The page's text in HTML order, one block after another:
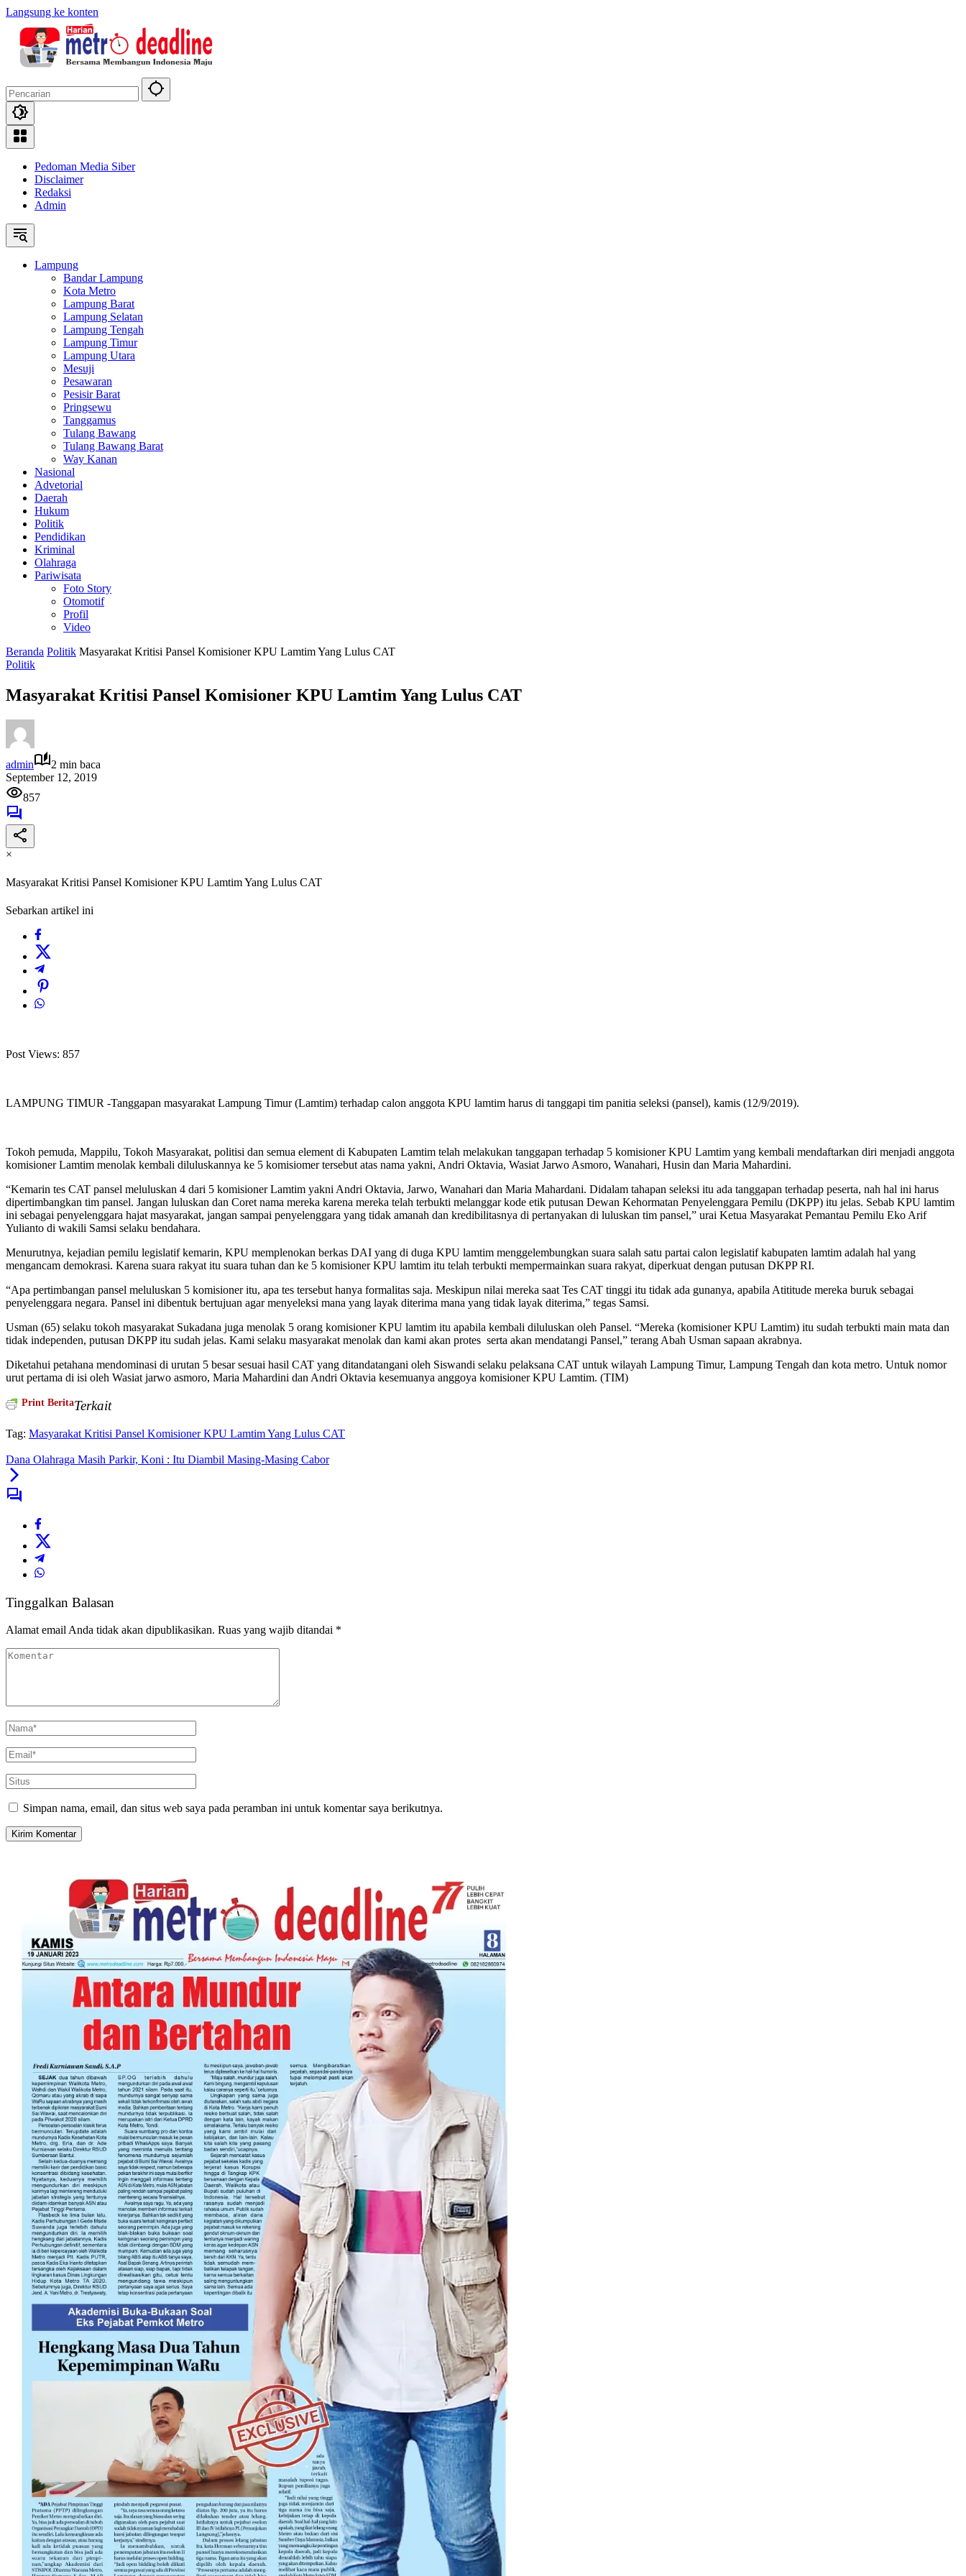
Langsung ke konten
Pedoman Media Siber
Disclaimer
Redaksi
Admin
Lampung
Bandar Lampung
Kota Metro
Lampung Barat
Lampung Selatan
Lampung Tengah
Lampung Timur
Lampung Utara
Mesuji
Pesawaran
Pesisir Barat
Pringsewu
Tanggamus
Tulang Bawang
Tulang Bawang Barat
Way Kanan
Nasional
Advetorial
Daerah
Hukum
Politik
Pendidikan
Kriminal
Olahraga
Pariwisata
Foto Story
Otomotif
Profil
Video
Beranda Politik Masyarakat Kritisi Pansel Komisioner KPU Lamtim Yang Lulus CAT
Politik
Masyarakat Kritisi Pansel Komisioner KPU Lamtim Yang Lulus CAT
admin
2 min baca
September 12, 2019
857
×
Masyarakat Kritisi Pansel Komisioner KPU Lamtim Yang Lulus CAT
Sebarkan artikel ini
Post Views: 857
LAMPUNG TIMUR -Tanggapan masyarakat Lampung Timur (Lamtim) terhadap calon anggota KPU lamtim harus di tanggapi tim panitia seleksi (pansel), kamis (12/9/2019).
Tokoh pemuda, Mappilu, Tokoh Masyarakat, politisi dan semua element di Kabupaten Lamtim telah melakukan tanggapan terhadap 5 komisioner KPU Lamtim yang kembali mendaftarkan diri menjadi anggota
komisioner Lamtim menolak kembali diluluskannya ke 5 komisiomer tersebut atas nama yakni, Andri Oktavia, Wasiat Jarwo Asmoro, Wanahari, Husin dan Maria Mahardini.
“Kemarin tes CAT pansel meluluskan 4 dari 5 komisioner Lamtim yakni Andri Oktavia, Jarwo, Wanahari dan Maria Mahardani. Didalam tahapan seleksi itu ada tanggapan terhadap peserta, nah hal ini harus
dipertimbangkan tim pansel. Jangan luluskan dan Coret nama mereka karena mereka telah terbukti melanggar kode etik putusan Dewan Kehormatan Penyelenggara Pemilu (DKPP) itu jelas. Sebab KPU lamtim
ini sebagai penyelenggara hajat masyarakat, jangan sampai penyelenggara yang tidak amanah dan kredibilitasnya di pertanyakan di luluskan tim pansel,” urai Ketua Masyarakat Pemantau Pemilu Eko Arif
Yulianto di wakili Samsi selaku bendahara.
Menurutnya, kejadian pemilu legislatif kemarin, KPU memplenokan berkas DAI yang di duga KPU lamtim menggelembungkan suara salah satu partai calon legislatif kabupaten lamtim adalah hal yang
mengancam demokrasi. Karena suara rakyat itu suara tuhan dan ke 5 komisioner KPU lamtim itu telah terbukti mempermainkan suara rakyat, diperkuat dengan putusan DKPP RI.
“Apa pertimbangan pansel meluluskan 5 komisioner itu, apa tes tersebut hanya formalitas saja. Meskipun nilai mereka saat Tes CAT tinggi itu tidak ada gunanya, apabila Atititude mereka buruk sebagai
penyelenggara negara. Pansel ini dibentuk bertujuan agar menyeleksi mana yang layak diterima mana yang tidak layak diterima,” tegas Samsi.
Usman (65) selaku tokoh masyarakat Sukadana juga menolak 5 orang komisioner KPU lamtim itu apabila kembali diluluskan oleh Pansel. “Mereka (komisioner KPU Lamtim) itu sudah terbukti main mata dan
tidak independen, putusan DKPP itu sudah jelas. Kami selaku masyarakat menolak dan kami akan protes serta akan mendatangi Pansel,” terang Abah Usman sapaan akrabnya.
Diketahui petahana mendominasi di urutan 5 besar sesuai hasil CAT yang ditandatangani oleh Siswandi selaku pelaksana CAT untuk wilayah Lampung Timur, Lampung Tengah dan kota metro. Untuk nomor
urut pertama di isi oleh Wasiat jarwo asmoro, Maria Mahardini dan Andri Oktavia kesemuanya anggoya komisioner KPU Lamtim. (TIM)
Print BeritaTerkait
Tag: Masyarakat Kritisi Pansel Komisioner KPU Lamtim Yang Lulus CAT
Dana Olahraga Masih Parkir, Koni : Itu Diambil Masing-Masing Cabor
Tinggalkan Balasan
Alamat email Anda tidak akan dipublikasikan. Ruas yang wajib ditandai *
Simpan nama, email, dan situs web saya pada peramban ini untuk komentar saya berikutnya.